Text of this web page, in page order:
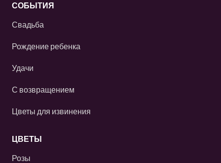
СОБЫТИЯ
Свадьба
Рождение ребенка
Удачи
С возвращением
Цветы для извинения
ЦВЕТЫ
Розы